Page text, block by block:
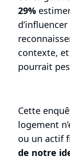
29%
contexte, et
pourrait
Cette
logement
ou un actif
de notre